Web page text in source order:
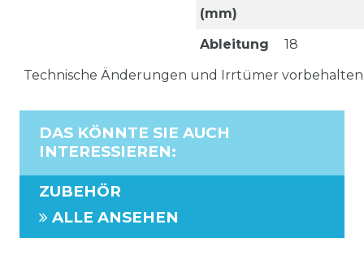
(mm)
Ableitung
18
Technische Änderungen und Irrtümer
DAS KÖNNTE SIE AUCH
INTERESSIEREN:
ZUBEHÖR
ALLE ANSEHEN